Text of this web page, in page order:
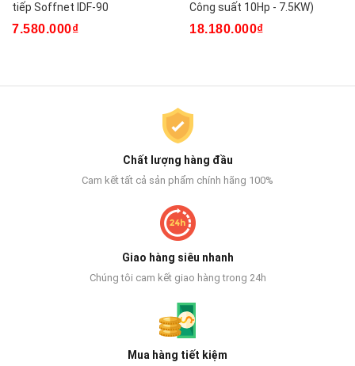
tiếp Soffnet IDF-90
7.580.000₫
Công suất 10Hp - 7.5KW)
18.180.000₫
Chất lượng hàng đầu
Cam kết tất cả sản phẩm chính hãng 100%
Giao hàng siêu nhanh
Chúng tôi cam kết giao hàng trong 24h
Mua hàng tiết kiệm